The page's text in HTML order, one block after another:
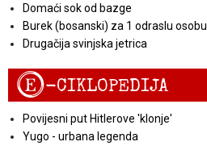
Domaći sok od bazge
Burek (bosanski) za 1 odraslu osobu
Drugačija svinjska jetrica
E-CIKLOPEDIJA
Povijesni put Hitlerove 'klonje'
Yugo - urbana legenda